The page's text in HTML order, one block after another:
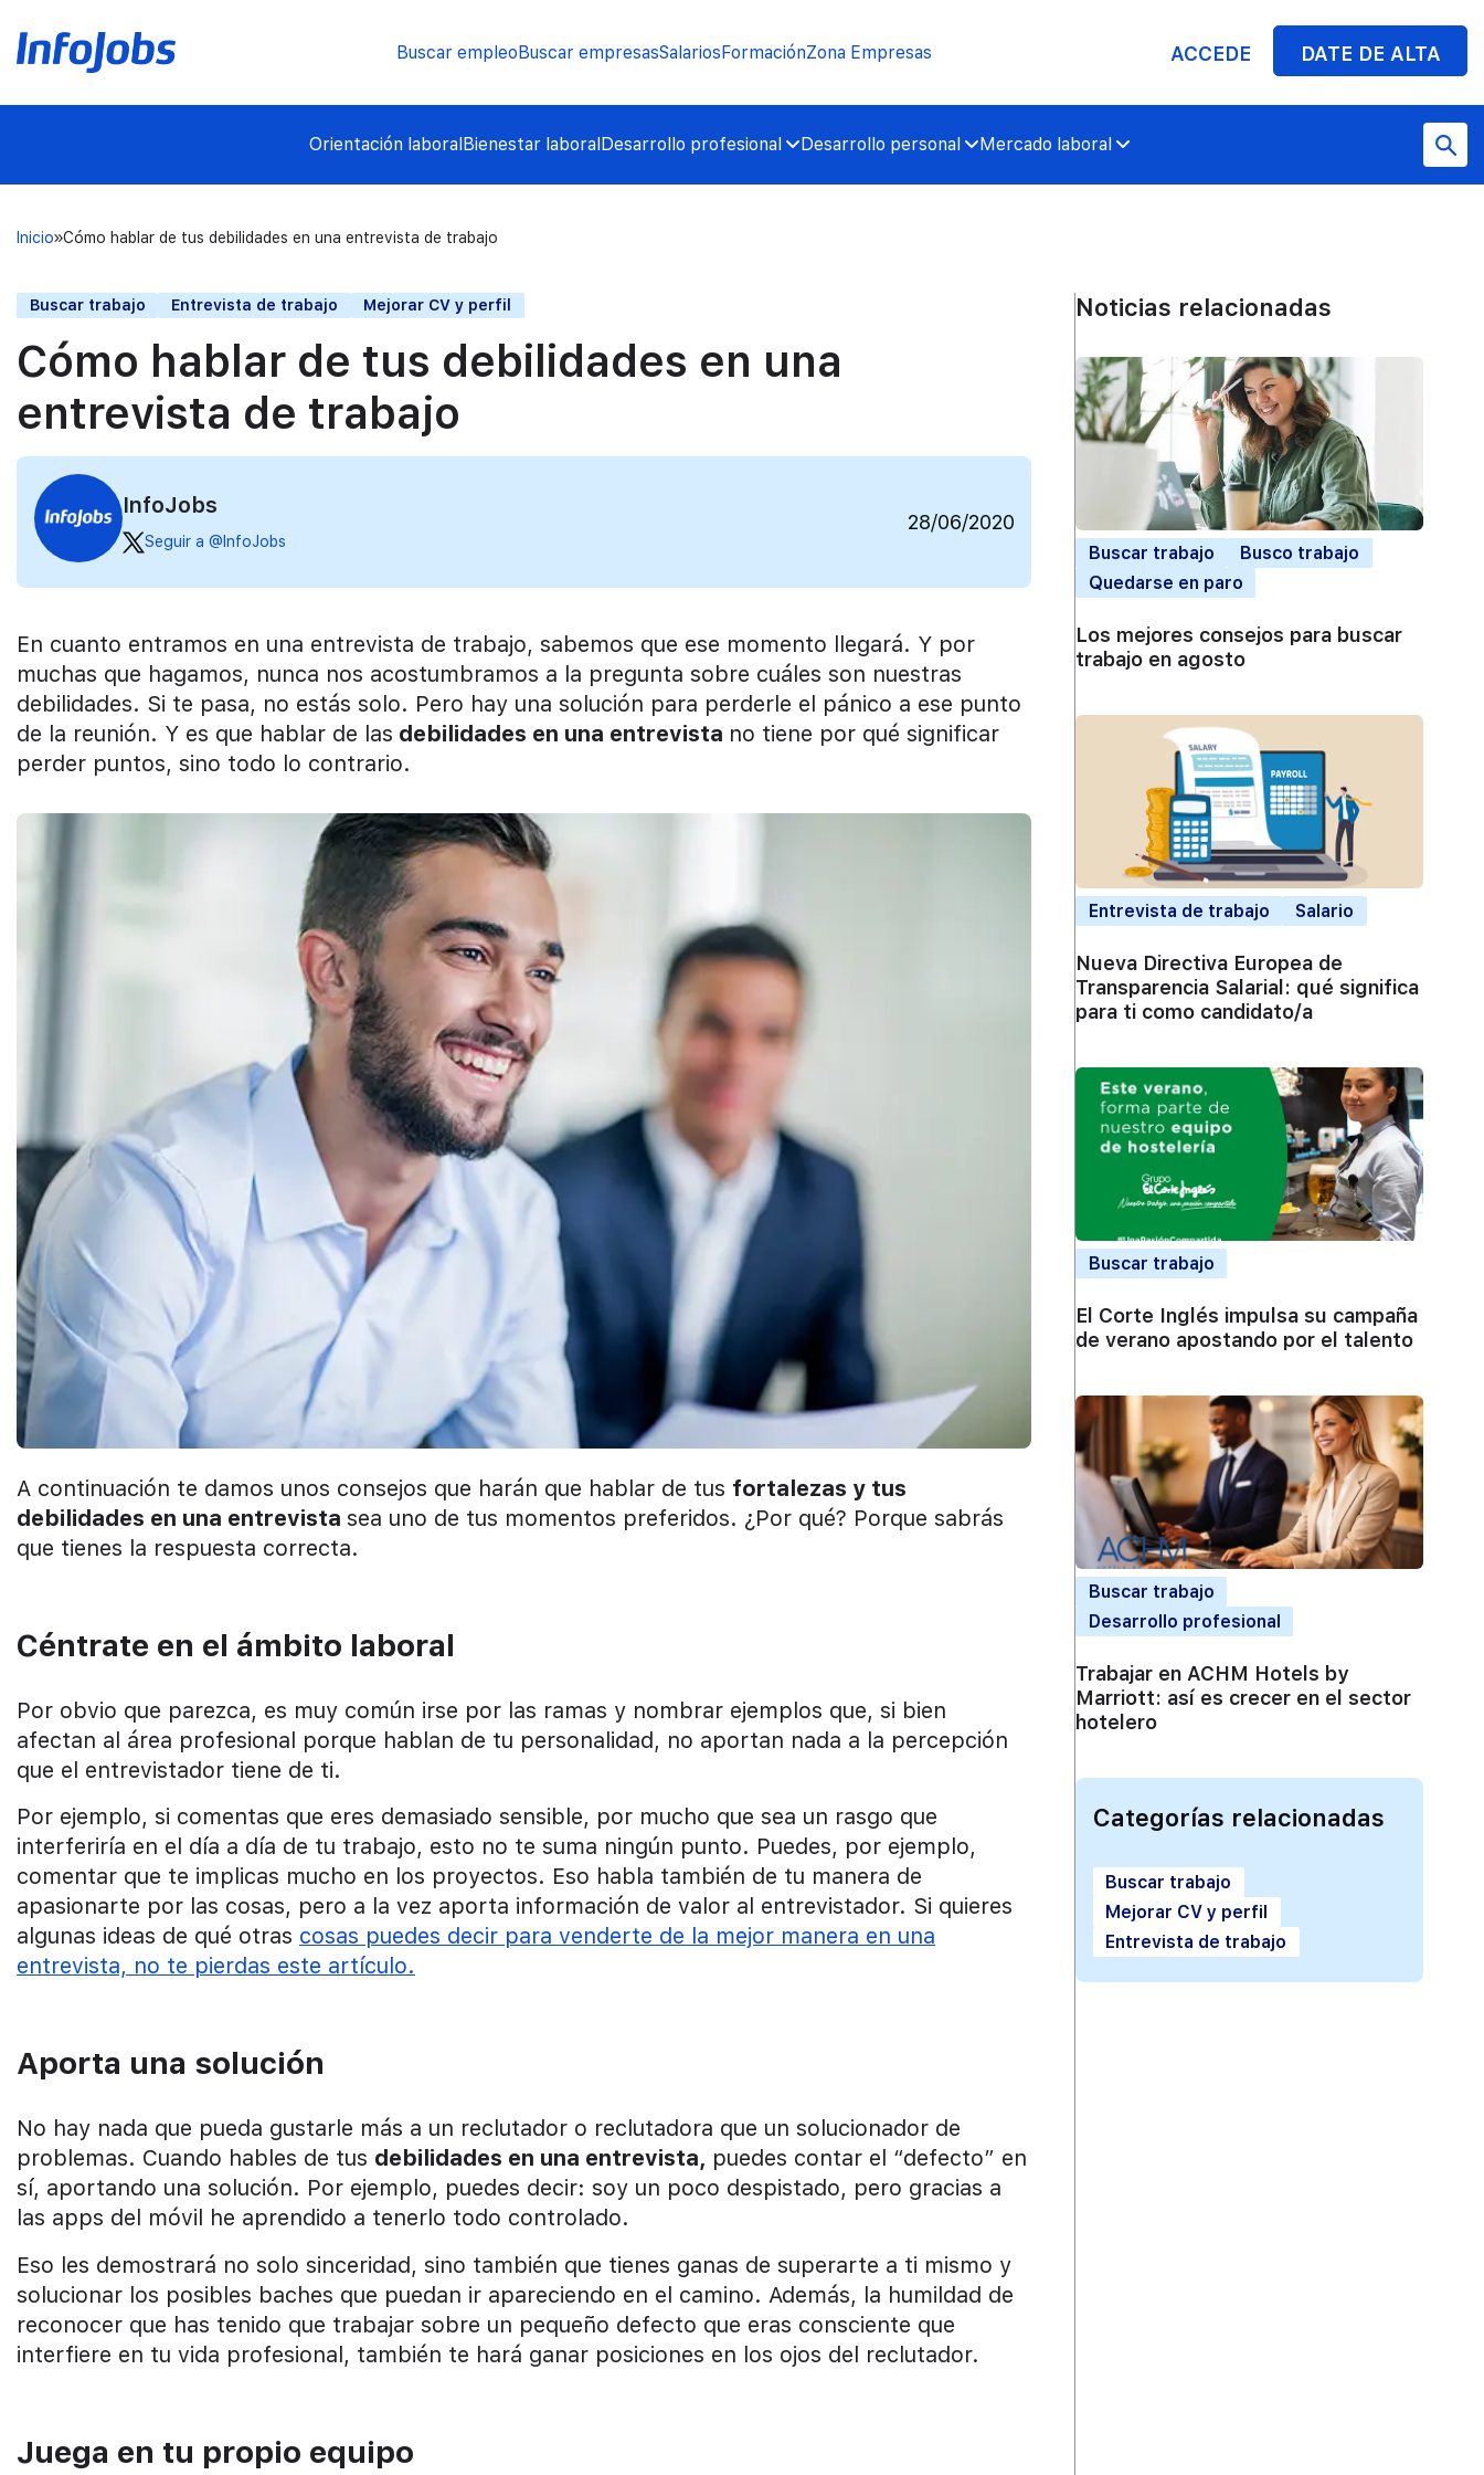
Buscar empleoBuscar empresasSalariosFormaciónZona Empresas ACCEDE DATE DE ALTA
Orientación laboralBienestar laboralDesarrollo profesional Desarrollo personal Mercado laboral
Inicio Cómo hablar de tus debilidades en una entrevista de trabajo
Buscar trabajo Entrevista de trabajo Mejorar CV y perfil
Cómo hablar de tus debilidades en una
entrevista de trabajo
InfoJobs
Seguir a @InfoJobs
28/06/2020
En cuanto entramos en una entrevista de trabajo, sabemos que ese momento llegará. Y por
muchas que hagamos, nunca nos acostumbramos a la pregunta sobre cuáles son nuestras
debilidades. Si te pasa, no estás solo. Pero hay una solución para perderle el pánico a ese punto
de la reunión. Y es que hablar de las debilidades en una entrevista no tiene por qué significar
perder puntos, sino todo lo contrario.
A continuación te damos unos consejos que harán que hablar de tus fortalezas y tus
debilidades en una entrevista sea uno de tus momentos preferidos. ¿Por qué? Porque sabrás
que tienes la respuesta correcta.
Céntrate en el ámbito laboral
Por obvio que parezca, es muy común irse por las ramas y nombrar ejemplos que, si bien
afectan al área profesional porque hablan de tu personalidad, no aportan nada a la percepción
que el entrevistador tiene de ti.
Por ejemplo, si comentas que eres demasiado sensible, por mucho que sea un rasgo que
interferiría en el día a día de tu trabajo, esto no te suma ningún punto. Puedes, por ejemplo,
comentar que te implicas mucho en los proyectos. Eso habla también de tu manera de
apasionarte por las cosas, pero a la vez aporta información de valor al entrevistador. Si quieres
algunas ideas de qué otras cosas puedes decir para venderte de la mejor manera en una
entrevista, no te pierdas este artículo.
Aporta una solución
No hay nada que pueda gustarle más a un reclutador o reclutadora que un solucionador de
problemas. Cuando hables de tus debilidades en una entrevista, puedes contar el “defecto” en
sí, aportando una solución. Por ejemplo, puedes decir: soy un poco despistado, pero gracias a
las apps del móvil he aprendido a tenerlo todo controlado.
Eso les demostrará no solo sinceridad, sino también que tienes ganas de superarte a ti mismo y
solucionar los posibles baches que puedan ir apareciendo en el camino. Además, la humildad de
reconocer que has tenido que trabajar sobre un pequeño defecto que eras consciente que
interfiere en tu vida profesional, también te hará ganar posiciones en los ojos del reclutador.
Juega en tu propio equipo
Noticias relacionadas
Buscar trabajo
Busco trabajo
Quedarse en paro
Los mejores consejos para buscar
trabajo en agosto
Entrevista de trabajo Salario
Nueva Directiva Europea de
Transparencia Salarial: qué significa
para ti como candidato/a
Buscar trabajo
El Corte Inglés impulsa su campaña
de verano apostando por el talento
Buscar trabajo
Desarrollo profesional
Trabajar en ACHM Hotels by
Marriott: así es crecer en el sector
hotelero
Categorías relacionadas
Buscar trabajo
Mejorar CV y perfil
Entrevista de trabajo